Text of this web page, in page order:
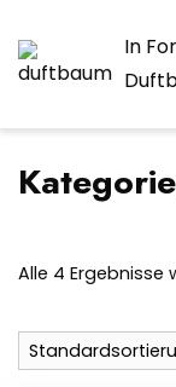
In
Alle 4 Ergebnisse